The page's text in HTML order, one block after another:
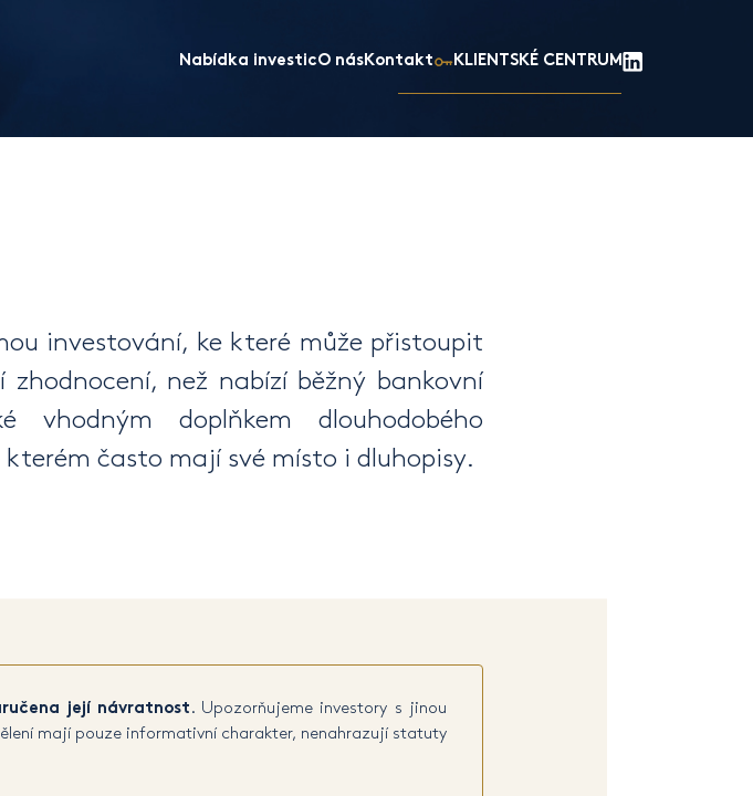
Nabídka investicO násKontakt KLIENTSKÉ CENTRUM
investování, ke které může přistoupit
zhodnocení, než nabízí běžný bankovní
vhodným doplňkem dlouhodobého
často mají své místo i dluhopisy.
její návratnost . Upozorňujeme investory s jinou
mají pouze informativní charakter, nenahrazují statuty